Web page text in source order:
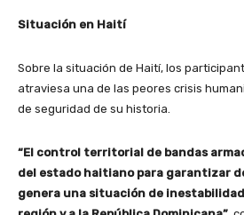
Situación en Haití
Sobre la situación de Haití, los
atraviesa una de las peores crisis
de seguridad de su historia.
“El control territorial de bandas
del estado haitiano para garantizar
genera una situación de